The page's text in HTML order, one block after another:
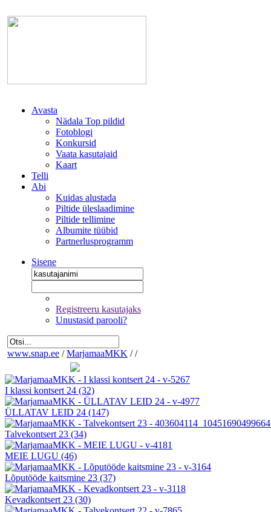
Avasta
Nädala Top pildid
Fotoblogi
Konkursid
Vaata kasutajaid
Kaart
Telli
Abi
Kuidas alustada
Piltide üleslaadimine
Piltide tellimine
Albumite tüübid
Partnerlusprogramm
Sisene
Registreeru kasutajaks
Unustasid parooli?
www.snap.ee / MarjamaaMKK / /
I klassi kontsert 24 (32)
ÜLLATAV LEID 24 (147)
Talvekontsert 23 (34)
MEIE LUGU (46)
Lõputööde kaitsmine 23 (37)
Kevadkontsert 23 (30)